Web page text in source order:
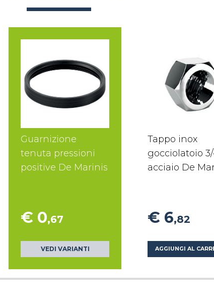
Guarnizione
tenuta pressioni
positive De Marinis
€ 0,67
VEDI VARIANTI
Tappo inox
gocciolatoio
acciaio De
€ 6,82
AGGIUNGI AL